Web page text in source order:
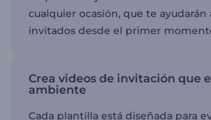
cualquier ocasión, que te ayudarán
invitados desde el primer
Crea videos de invitación que
ambiente
Cada plantilla está diseñada para